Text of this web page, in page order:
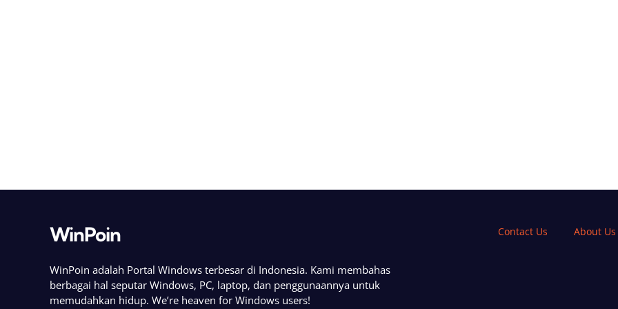
WinPoin
WinPoin adalah Portal Windows terbesar di Indonesia. Kami membahas
berbagai hal seputar Windows, PC, laptop, dan penggunaannya untuk
memudahkan hidup. We’re heaven for Windows users!
Contact Us About Us